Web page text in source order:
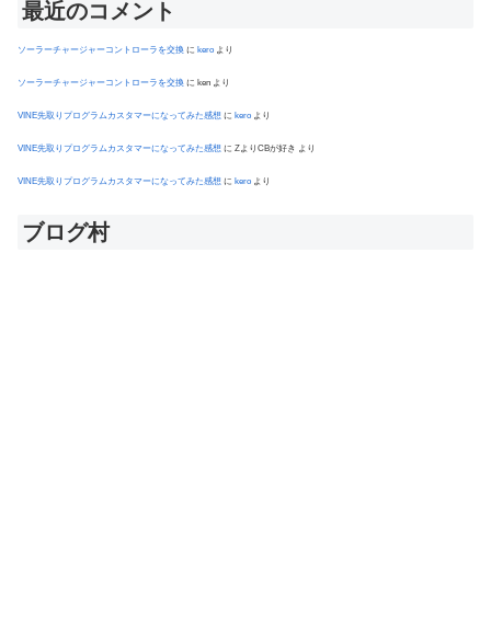
最近のコメント
ソーラーチャージャーコントローラを交換 に kero より
ソーラーチャージャーコントローラを交換 に ken より
VINE先取りプログラムカスタマーになってみた感想 に kero より
VINE先取りプログラムカスタマーになってみた感想 に ZよりCBが好き より
VINE先取りプログラムカスタマーになってみた感想 に kero より
ブログ村